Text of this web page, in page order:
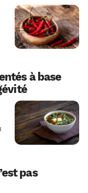
à base
pas